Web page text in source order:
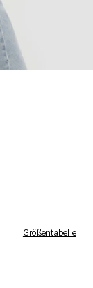
Größentabelle